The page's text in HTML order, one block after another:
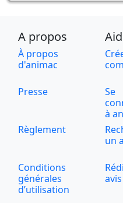
A propos
À propos
d'animac
Presse
Se
à
Règlement
un
Conditions
générales
d’utilisation
avis